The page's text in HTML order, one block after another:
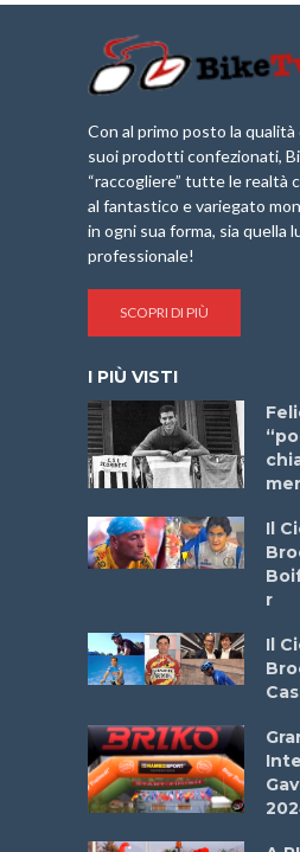
Con al primo posto la qualità
suoi prodotti confezionati,
“raccogliere” tutte le realtà
al fantastico e variegato
in ogni sua forma, sia quella
professionale!
SCOPRI DI PIÙ
I PIÙ VISTI
Il
r
Il